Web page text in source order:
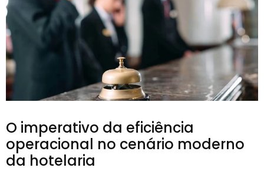
O imperativo da eficiência
operacional no cenário moderno
da hotelaria